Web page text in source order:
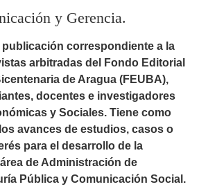
y Gerencia.
publicación correspondiente a la
arbitradas del Fondo Editorial
de Aragua (FEUBA),
docentes e investigadores
y Sociales. Tiene como
avances de estudios, casos o
para el desarrollo de la
de Administración de
Pública y Comunicación Social.